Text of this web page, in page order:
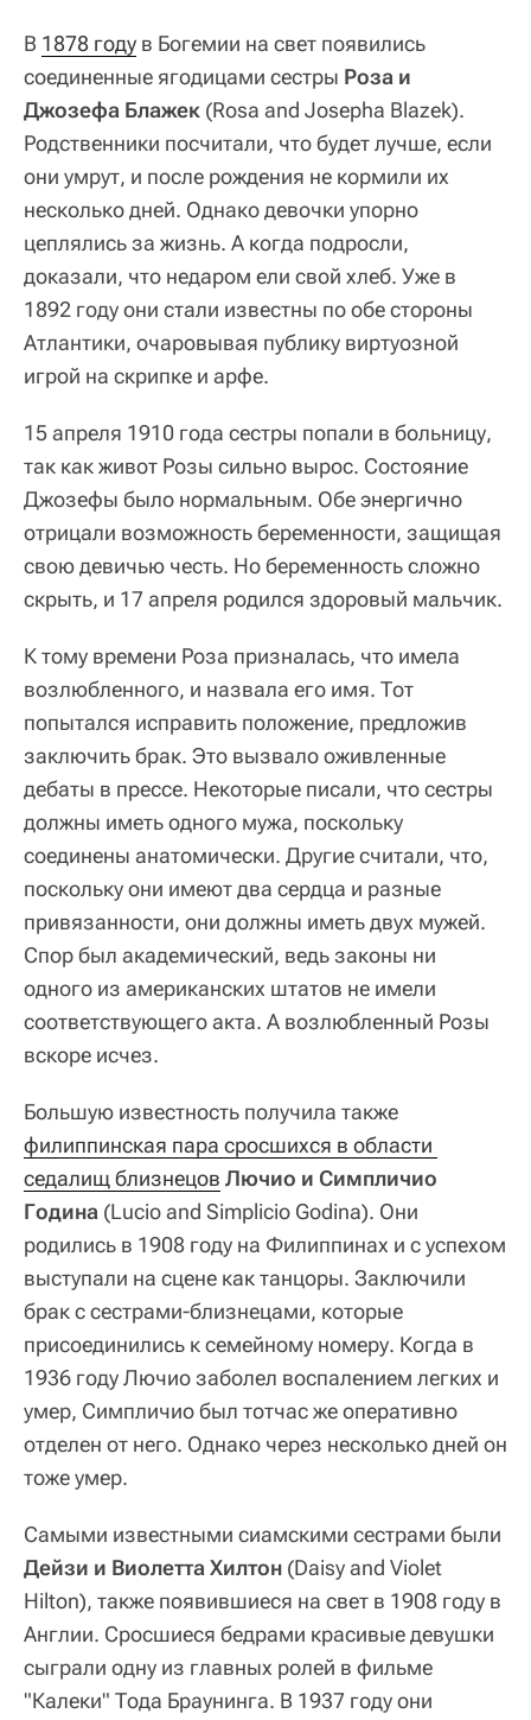
В 1878 году в Богемии на свет появились
соединенные ягодицами сестры Роза и
Джозефа Блажек (Rosa and Josepha Blazek).
Родственники посчитали, что будет лучше, если
они умрут, и после рождения не кормили их
несколько дней. Однако девочки упорно
цеплялись за жизнь. А когда подросли,
доказали, что недаром ели свой хлеб. Уже в
1892 году они стали известны по обе стороны
Атлантики, очаровывая публику виртуозной
игрой на скрипке и арфе.
15 апреля 1910 года сестры попали в больницу,
так как живот Розы сильно вырос. Состояние
Джозефы было нормальным. Обе энергично
отрицали возможность беременности, защищая
свою девичью честь. Но беременность сложно
скрыть, и 17 апреля родился здоровый мальчик.
К тому времени Роза призналась, что имела
возлюбленного, и назвала его имя. Тот
попытался исправить положение, предложив
заключить брак. Это вызвало оживленные
дебаты в прессе. Некоторые писали, что сестры
должны иметь одного мужа, поскольку
соединены анатомически. Другие считали, что,
поскольку они имеют два сердца и разные
привязанности, они должны иметь двух мужей.
Спор был академический, ведь законы ни
одного из американских штатов не имели
соответствующего акта. А возлюбленный Розы
вскоре исчез.
Большую известность получила также
филиппинская пара сросшихся в области
седалищ близнецов Лючио и Симпличио
Година (Lucio and Simplicio Godina). Они
родились в 1908 году на Филиппинах и с успехом
выступали на сцене как танцоры. Заключили
брак с сестрами-близнецами, которые
присоединились к семейному номеру. Когда в
1936 году Лючио заболел воспалением легких и
умер, Симпличио был тотчас же оперативно
отделен от него. Однако через несколько дней он
тоже умер.
Самыми известными сиамскими сестрами были
Дейзи и Виолетта Хилтон (Daisy and Violet
Hilton), также появившиеся на свет в 1908 году в
Англии. Сросшиеся бедрами красивые девушки
сыграли одну из главных ролей в фильме
"Калеки" Тода Браунинга. В 1937 году они